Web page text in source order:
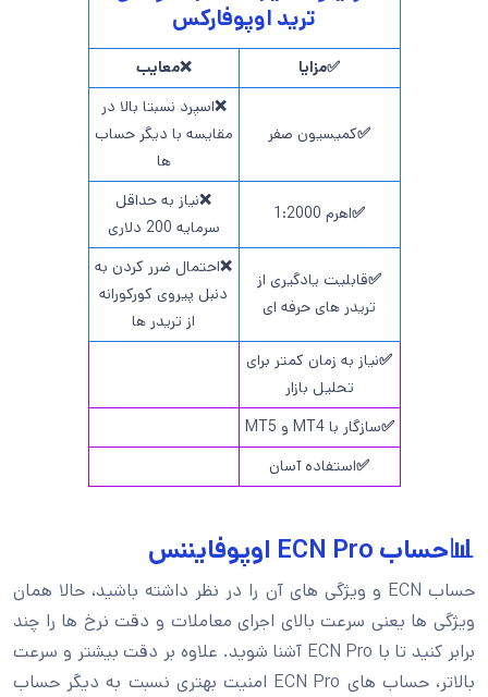
ترید اوپوفارکس
✅مزایا ❌معایب
✅کمیسیون صفر
❌اسپرد نسبتا بالا در
مقایسه با دیگر حساب
ها
✅اهرم 1:2000
❌نیاز به حداقل
سرمایه 200 دلاری
✅قابلیت یادگیری از
تریدر های حرفه ای
❌احتمال ضرر کردن به
دنبل پیروی کورکورانه
از تریدر ها
✅نیاز به زمان کمتر برای
تحلیل بازار
✅سازگار با MT4 و MT5
✅استفاده آسان
📊حساب ECN Pro اوپوفایننس
حساب ECN و ویژگی های آن را در نظر داشته باشید، حالا همان
ویژگی ها یعنی سرعت بالای اجرای معاملات و دقت نرخ ها را چند
برابر کنید تا با ECN Pro آشنا شوید. علاوه بر دقت بیشتر و سرعت
بالاتر، حساب های ECN Pro امنیت بهتری نسبت به دیگر حساب